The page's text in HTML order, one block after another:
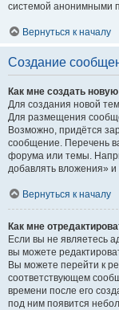
системой анонимными
Вернуться к началу
Создание
Как мне создать
Для создания новой
Для размещения
Возможно, придётся
сообщение. Перечень
форума или темы.
добавлять вложения» и
Вернуться к началу
Как мне
Если вы не являетесь
вы можете
Вы можете перейти к
соответствующем
времени после его
под ним появится